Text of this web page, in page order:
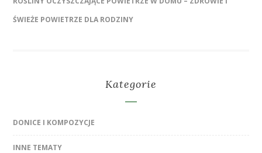
ŚWIEŻE POWIETRZE DLA RODZINY
Kategorie
DONICE I KOMPOZYCJE
INNE TEMATY